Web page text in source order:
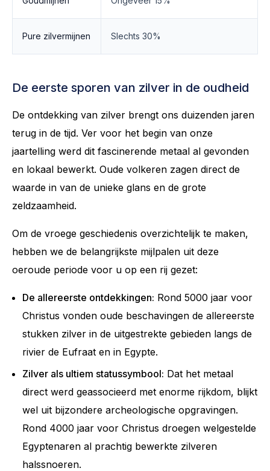
Pure zilvermijnen Slechts 30%
De eerste sporen van zilver in de oudheid
De ontdekking van zilver brengt ons duizenden jaren
terug in de tijd. Ver voor het begin van onze
jaartelling werd dit fascinerende metaal al gevonden
en lokaal bewerkt. Oude volkeren zagen direct de
waarde in van de unieke glans en de grote
zeldzaamheid.
Om de vroege geschiedenis overzichtelijk te maken,
hebben we de belangrijkste mijlpalen uit deze
oeroude periode voor u op een rij gezet:
De allereerste ontdekkingen: Rond 5000 jaar voor
Christus vonden oude beschavingen de allereerste
stukken zilver in de uitgestrekte gebieden langs de
rivier de Eufraat en in Egypte.
Zilver als ultiem statussymbool: Dat het metaal
direct werd geassocieerd met enorme rijkdom, blijkt
wel uit bijzondere archeologische opgravingen.
Rond 4000 jaar voor Christus droegen welgestelde
Egyptenaren al prachtig bewerkte zilveren
halssnoeren.